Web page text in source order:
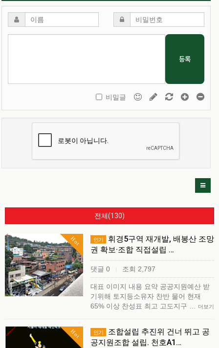
등록
비밀글
전체(130)
Hot 인기
휘경5구역 재개발, 배봉산 조망
권 확보·조합 직접설립 …
댓글 0 조회 2,797
대표 이미지 내용 요약 공공지원예산 받
기위해 토지등소유자 찬반 물어 현재
65% 이상 찬성표 최고 고도지구 … 더보기
Hot 인기
조합설립 추진위 건너 뛰고 공
공지원조합 설립. 천호A1…